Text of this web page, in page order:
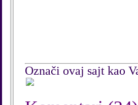
Označi ovaj sajt kao